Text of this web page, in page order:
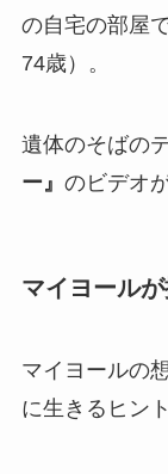
の自宅の部屋
74歳）。
遺体のそばの
ー』 のビデオ
マイヨール
マイヨールの
に生きるヒン